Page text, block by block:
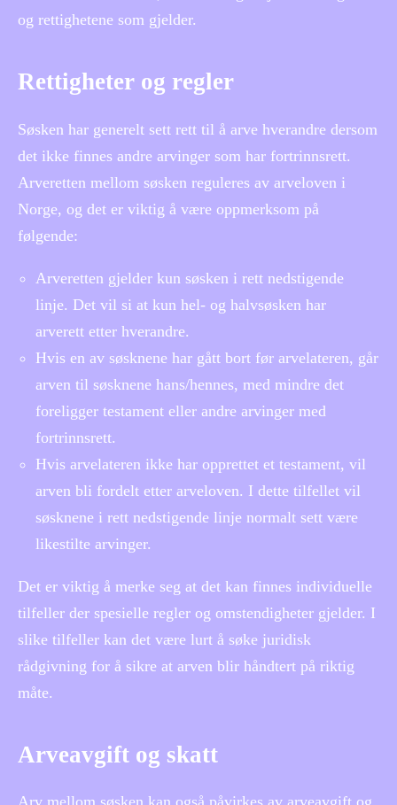
og rettighetene som gjelder.
Rettigheter og regler
Søsken har generelt sett rett til å arve hverandre dersom
det ikke finnes andre arvinger som har fortrinnsrett.
Arveretten mellom søsken reguleres av arveloven i
Norge, og det er viktig å være oppmerksom på
følgende:
Arveretten gjelder kun søsken i rett nedstigende
linje. Det vil si at kun hel- og halvsøsken har
arverett etter hverandre.
Hvis en av søsknene har gått bort før arvelateren, går
arven til søsknene hans/hennes, med mindre det
foreligger testament eller andre arvinger med
fortrinnsrett.
Hvis arvelateren ikke har opprettet et testament, vil
arven bli fordelt etter arveloven. I dette tilfellet vil
søsknene i rett nedstigende linje normalt sett være
likestilte arvinger.
Det er viktig å merke seg at det kan finnes individuelle
tilfeller der spesielle regler og omstendigheter gjelder. I
slike tilfeller kan det være lurt å søke juridisk
rådgivning for å sikre at arven blir håndtert på riktig
måte.
Arveavgift og skatt